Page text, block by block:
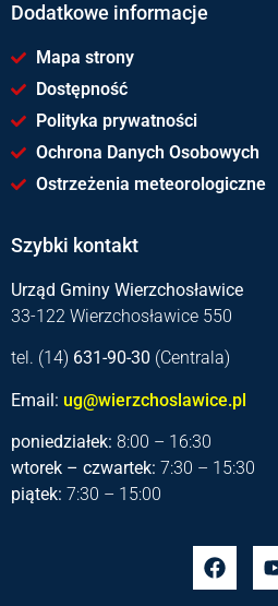
Dodatkowe informacje
Mapa strony
Dostępność
Polityka prywatności
Ochrona Danych Osobowych
Ostrzeżenia meteorologiczne
Szybki kontakt
Urząd Gminy Wierzchosławice
33-122 Wierzchosławice 550
tel. (14) 631-90-30 (Centrala)
Email: ug@wierzchoslawice.pl
poniedziałek: 8:00 – 16:30
wtorek – czwartek: 7:30 – 15:30
piątek: 7:30 – 15:00